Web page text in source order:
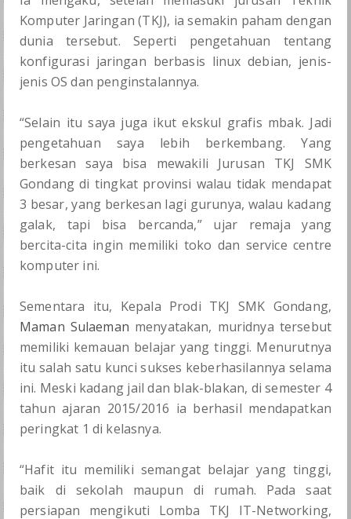
Komputer Jaringan (TKJ), ia semakin paham dengan
dunia tersebut. Seperti pengetahuan tentang
konfigurasi jaringan berbasis linux debian, jenis-
jenis OS dan penginstalannya.
“Selain itu saya juga ikut ekskul grafis mbak. Jadi
pengetahuan saya lebih berkembang. Yang
berkesan saya bisa mewakili Jurusan TKJ SMK
Gondang di tingkat provinsi walau tidak mendapat
3 besar, yang berkesan lagi gurunya, walau kadang
galak, tapi bisa bercanda,” ujar remaja yang
bercita-cita ingin memiliki toko dan service centre
komputer ini.
Sementara itu, Kepala Prodi TKJ SMK Gondang,
Maman Sulaeman menyatakan, muridnya tersebut
memiliki kemauan belajar yang tinggi. Menurutnya
itu salah satu kunci sukses keberhasilannya selama
ini. Meski kadang jail dan blak-blakan, di semester 4
tahun ajaran 2015/2016 ia berhasil mendapatkan
peringkat 1 di kelasnya.
“Hafit itu memiliki semangat belajar yang tinggi,
baik di sekolah maupun di rumah. Pada saat
persiapan mengikuti Lomba TKJ IT-Networking,